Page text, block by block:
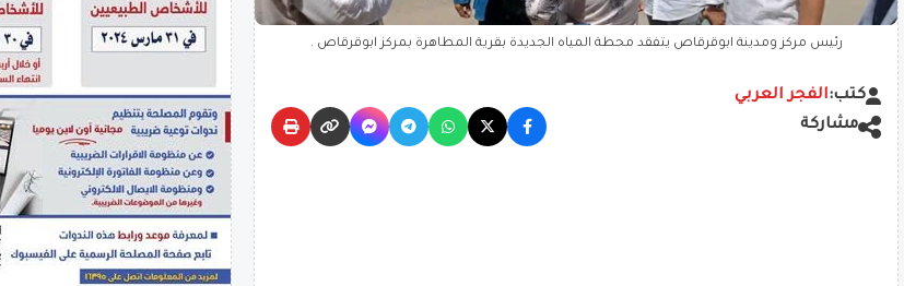
رئيس مركز ومدينة ابوقرقاص يتفقد محطة المياه الجديدة بقرية المطاهرة بمركز ابوقرقاص .
كتب:الفجر العربي
مشاركة